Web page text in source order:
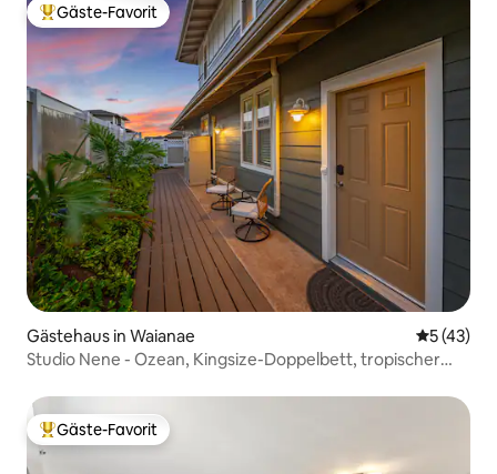
Beliebter Gäste-Favorit.
Gäste-Favorit
Gästehaus in Waianae
5 (43)
Studio Nene - Ozean, Kingsize-Doppelbett, tropischer
Beliebter Gäste-Favorit.
Gäste-Favorit